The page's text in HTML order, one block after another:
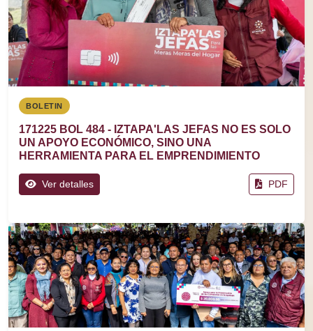
BOLETIN
171225 BOL 484 - IZTAPA'LAS JEFAS NO ES SOLO
UN APOYO ECONÓMICO, SINO UNA
HERRAMIENTA PARA EL EMPRENDIMIENTO
Ver detalles PDF